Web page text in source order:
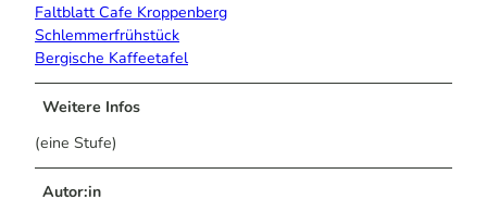
Faltblatt Cafe Kroppenberg
Schlemmerfrühstück
Bergische Kaffeetafel
Weitere Infos
(eine Stufe)
Autor:in